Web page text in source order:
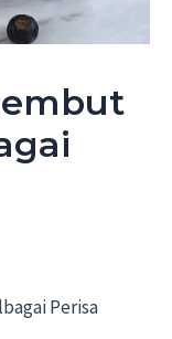
Perisa